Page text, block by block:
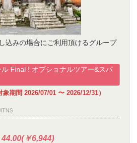
込みの場合にご利用頂けるグループ
Final ! オプショナルツアー&スパ
象期間 2026/07/01 〜 2026/12/31）
￥6,944)